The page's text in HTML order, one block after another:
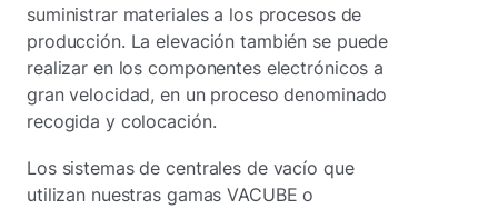
suministrar materiales a los procesos de
producción. La elevación también se puede
realizar en los componentes electrónicos a
gran velocidad, en un proceso denominado
recogida y colocación.
Los sistemas de centrales de vacío que
utilizan nuestras gamas VACUBE o